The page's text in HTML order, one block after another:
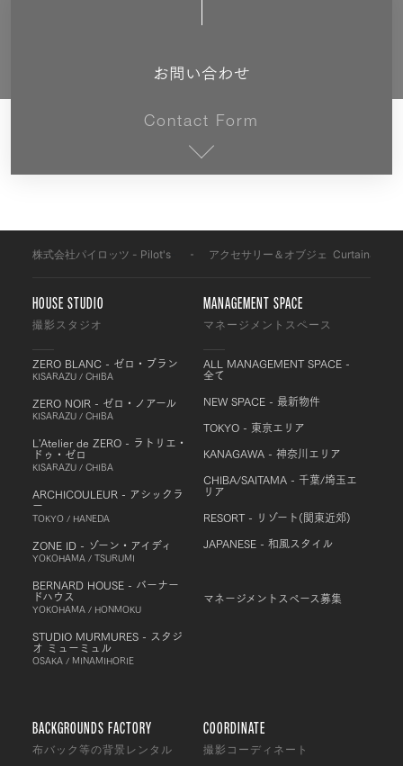
お問い合わせ
Contact Form
株式会社パイロッツ - Pilot's アクセサリー＆オブジェ
HOUSE STUDIO
撮影スタジオ
ZERO BLANC - ゼロ・ブラン
KISARAZU / CHIBA
ZERO NOIR - ゼロ・ノアール
KISARAZU / CHIBA
L'Atelier de ZERO - ラトリエ・
ドゥ・ゼロ
KISARAZU / CHIBA
ARCHICOULEUR - アシックラ
ー
TOKYO / HANEDA
ZONE ID - ゾーン・アイディ
YOKOHAMA / TSURUMI
BERNARD HOUSE - バーナー
ドハウス
YOKOHAMA / HONMOKU
STUDIO MURMURES - スタジ
オ ミューミュル
OSAKA / MINAMIHORIE
MANAGEMENT SPACE
マネージメントスペース
ALL MANAGEMENT SPACE -
全て
NEW SPACE - 最新物件
TOKYO - 東京エリア
KANAGAWA - 神奈川エリア
CHIBA/SAITAMA - 千葉/埼玉エ
リア
RESORT - リゾート(関東近郊)
JAPANESE - 和風スタイル
マネージメントスペース募集
BACKGROUNDS FACTORY
布バック等の背景レンタル
COORDINATE
撮影コーディネート